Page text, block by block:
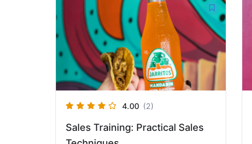
4.00 (2)
Sales Training: Practical Sales